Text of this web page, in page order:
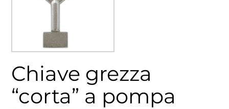
Chiave grezza
“corta” a pompa